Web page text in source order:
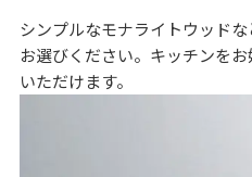
シンプルなモナライトウッド
お選びください。キッチンを
いただけます。